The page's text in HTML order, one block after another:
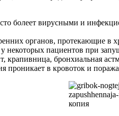
болеет вирусными и
органов, протекающие в
некоторых пациентов при
крапивница, бронхиальная
проникает в кровоток и